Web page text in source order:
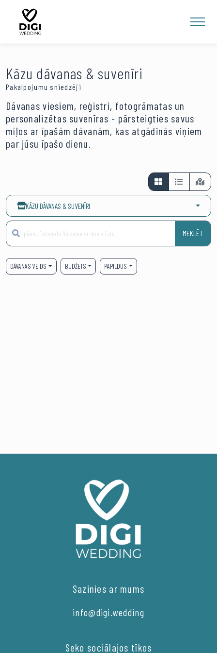
E-VEIKALS
Kāzu dāvanas & suvenīri
Pakalpojumu sniedzēji
Dāvanas viesiem, reģistri, fotogrāmatas un
personalizētas suvenīras - pārsteigties savus
mīļos ar īpašām dāvanām, kas atgādinās viņiem
par jūsu īpašo dienu.
KĀZU DĀVANAS & SUVENĪRI
MEKLĒT
DĀVANAS VEIDS BUDŽETS PAPILDUS
Sazinies ar mums
info@digi.wedding
Seko sociālajos tīkos